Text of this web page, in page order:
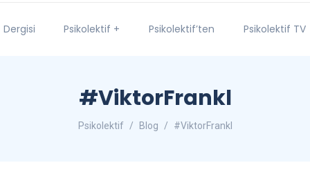
Psikolektif + Psikolektif’ten Psikolektif TV
#ViktorFrankl
Psikolektif Blog #ViktorFrankl